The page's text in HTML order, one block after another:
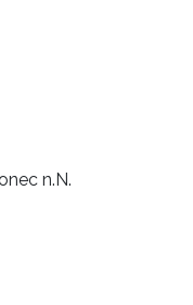
n.N.